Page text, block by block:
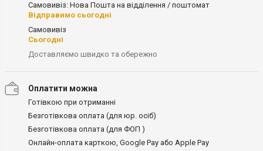
Самовивіз: Нова Пошта на відділення / поштомат
Відправимо сьогодні
Самовивіз
Сьогодні
Доставляємо швидко та обережно
Оплатити можна
Готівкою при отриманні
Безготівкова оплата (для юр. осіб)
Безготівкова оплата (для ФОП )
Онлайн-оплата карткою, Google Pay або Apple Pay